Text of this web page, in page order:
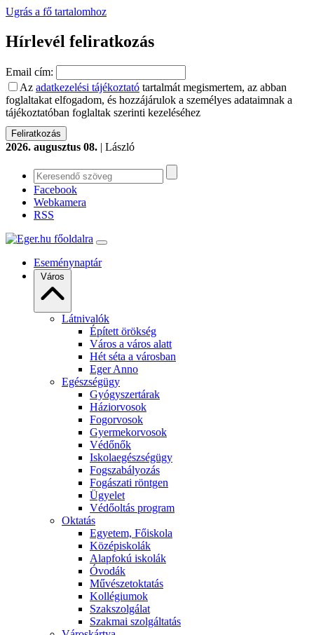
Ugrás a fő tartalomhoz
Hírlevél feliratkozás
Email cím:
Az adatkezelési tájékoztató tartalmát megismertem, az abban
foglaltakat elfogadom, és hozzájárulok a személyes adataimnak a
tájékoztatóban foglaltak szerinti kezeléséhez
2026. augusztus 08. | László
Facebook
Webkamera
RSS
Eseménynaptár
Város
Látnivalók
Épített örökség
Város a város alatt
Hét séta a városban
Eger Anno
Egészségügy
Gyógyszertárak
Háziorvosok
Fogorvosok
Gyermekorvosok
Védőnők
Iskolaegészségügy
Fogszabályozás
Fogászati röntgen
Ügyelet
Védőoltás program
Oktatás
Egyetem, Főiskola
Középiskolák
Alapfokú iskolák
Óvodák
Művészetoktatás
Kollégiumok
Szakszolgálat
Szakmai szolgáltatás